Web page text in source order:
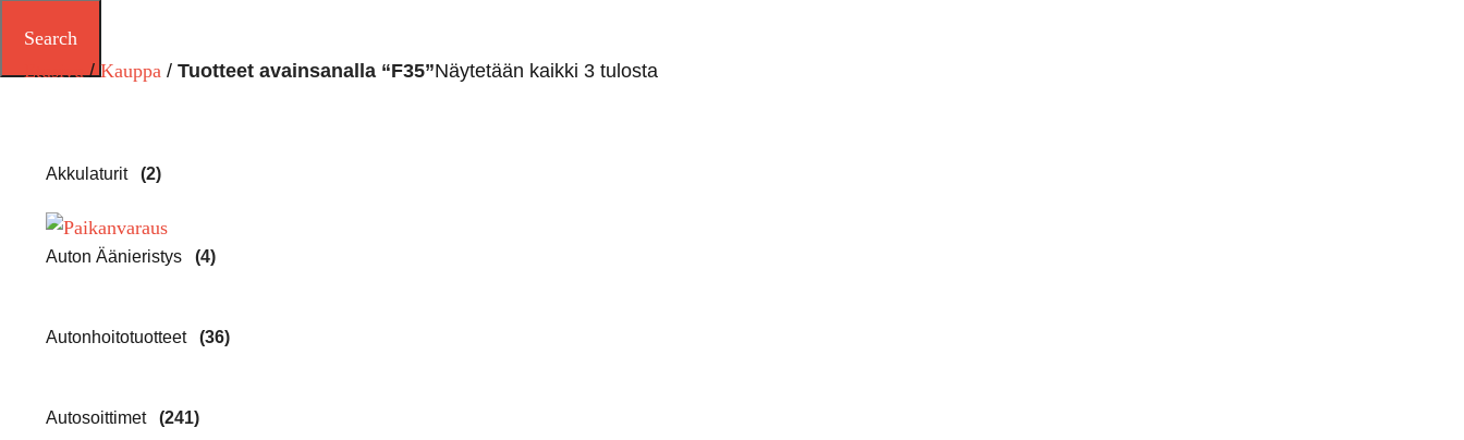
Search
Etusivu
Kauppa Tuotteet avainsanalla “F35”Näytetään kaikki 3 tulosta
Akkulaturit (2)
Auton Äänieristys (4)
Autonhoitotuotteet (36)
Autosoittimet (241)